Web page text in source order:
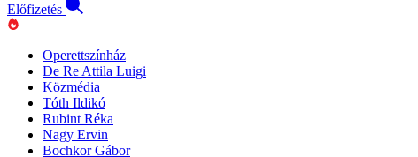
Előfizetés
Operettszínház
De Re Attila Luigi
Közmédia
Tóth Ildikó
Rubint Réka
Nagy Ervin
Bochkor Gábor